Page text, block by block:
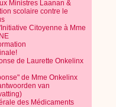
Ministres Laanan &
scolaire contre le
Citoyenne à Mme
de Laurette Onkelinx
de Mme Onkelinx
van
des Médicaments